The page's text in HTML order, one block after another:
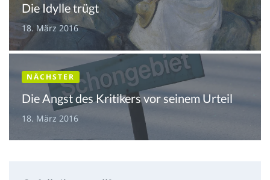
Die Idylle trügt
18. März 2016
NÄCHSTER
Die Angst des Kritikers vor seinem Urteil
18. März 2016